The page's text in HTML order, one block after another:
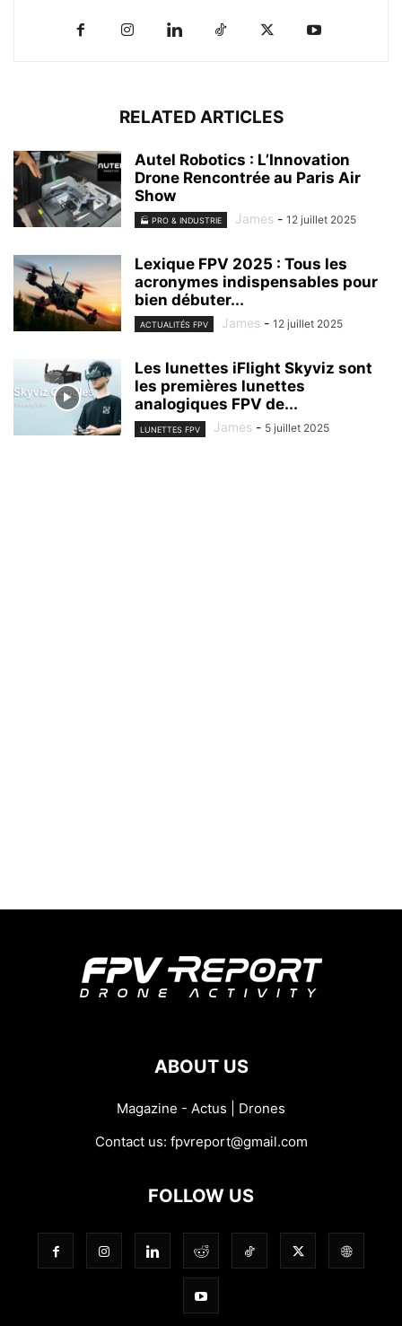
RELATED ARTICLES
Autel Robotics : L’Innovation
Drone Rencontrée au Paris Air
Show
🏭 PRO & INDUSTRIE James - 12 juillet 2025
Lexique FPV 2025 : Tous les
acronymes indispensables pour
bien débuter...
ACTUALITÉS FPV James - 12 juillet 2025
Les lunettes iFlight Skyviz sont
les premières lunettes
analogiques FPV de...
LUNETTES FPV James - 5 juillet 2025
ABOUT US
Magazine - Actus | Drones
Contact us: fpvreport@gmail.com
FOLLOW US